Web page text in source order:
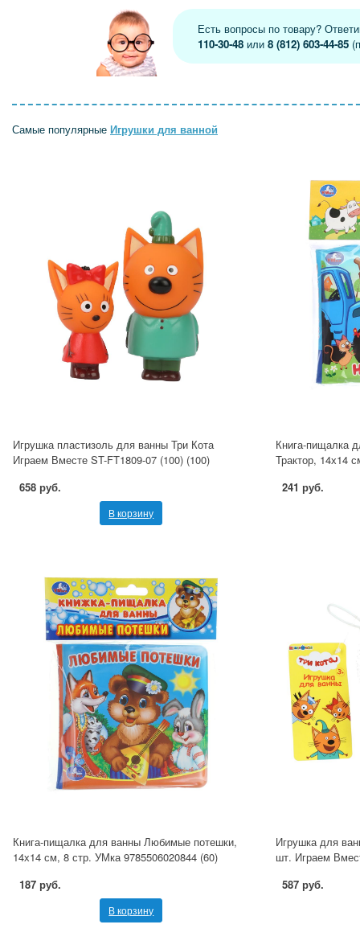
Есть вопросы по товару?
110-30-48 или8 (812) 603-44-85
Самые популярные Игрушки для ванной
Игрушка пластизоль для ванны Три Кота
Играем Вместе ST-FT1809-07 (100) (100)
658 руб.
В корзину
Книга-пищалка
Трактор, 14х14
241 руб.
Книга-пищалка для ванны Любимые потешки,
14х14 см, 8 стр. УМка 9785506020844 (60)
187 руб.
В корзину
Игрушка для
шт. Играем
587 руб.